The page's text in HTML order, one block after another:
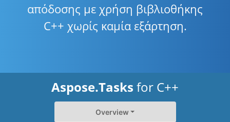
απόδοσης με χρήση βιβλιοθήκης
C++ χωρίς καμία εξάρτηση.
Aspose.Tasks for C++
Overview